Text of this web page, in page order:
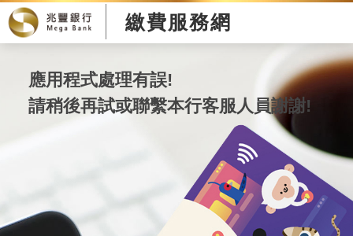
繳費服務網
應用程式處理有誤!
請稍後再試或聯繫本行客服人員謝謝!